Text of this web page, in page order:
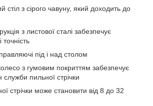
стіл з сірого чавуну, який доходить до
з листової сталі забезпечує
точність
під і над столом
з гумовим покриттям забезпечує
служби пильної стрічки
стрічки може становити від 8 до 32